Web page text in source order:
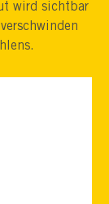
wird sichtbar